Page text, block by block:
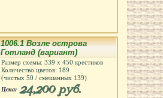
1006.1 Возле острова
Готланд (вариант)
Размер схемы: 339 х 450 крестиков
Количество цветов: 189
(чистых 50 / смешанных 139)
Цена: 24,200 руб.